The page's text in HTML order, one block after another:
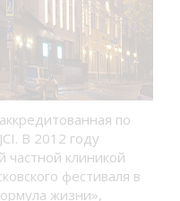
по
В 2012 году
клиникой
фестиваля в
жизни»,